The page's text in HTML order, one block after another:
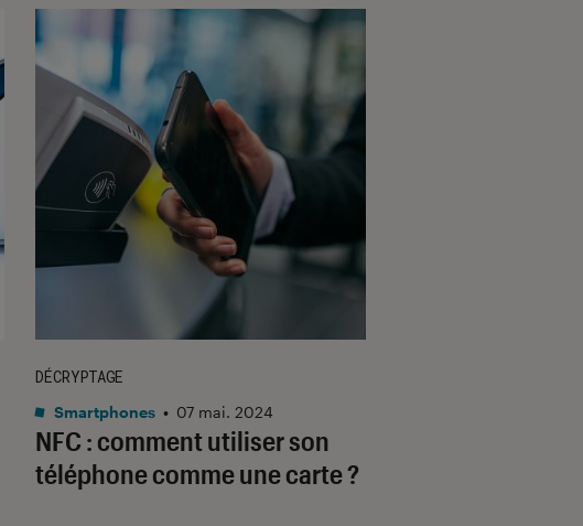
NFC : comment utiliser son
téléphone comme une carte ?
DÉCRYPTAGE
Smartphones • 07 mai. 2024